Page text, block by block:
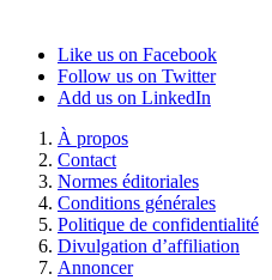
Like us on Facebook
Follow us on Twitter
Add us on LinkedIn
À propos
Contact
Normes éditoriales
Conditions générales
Politique de confidentialité
Divulgation d’affiliation
Annoncer